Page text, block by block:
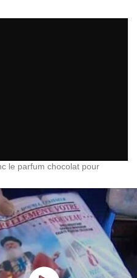
le parfum chocolat pour